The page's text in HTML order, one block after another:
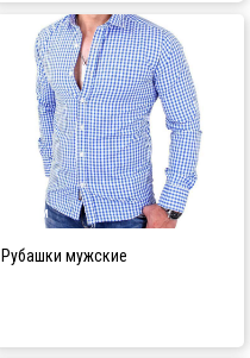
Ишим
Рубашки мужские